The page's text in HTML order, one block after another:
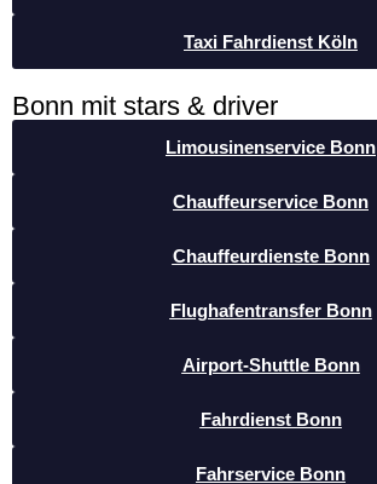
Taxi Fahrdienst Köln
Bonn mit stars & driver
Limousinenservice Bonn
Chauffeurservice Bonn
Chauffeurdienste Bonn
Flughafentransfer Bonn
Airport-Shuttle Bonn
Fahrdienst Bonn
Fahrservice Bonn